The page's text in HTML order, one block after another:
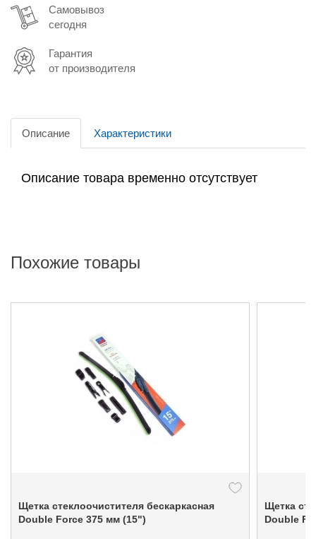
Самовывоз
сегодня
Гарантия
от производителя
Описание Характеристики
Описание товара временно отсутствует
Похожие товары
Щетка стеклоочистителя бескаркасная
Double Force 375 мм (15")
Щетка
Double